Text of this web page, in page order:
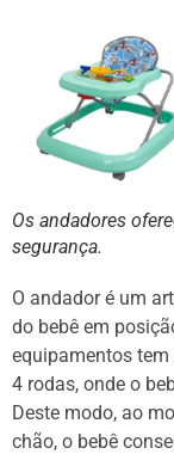
Os andadores
segurança.
O andador é um
do bebê em
equipamentos
4 rodas, onde o
Deste modo, ao
chão, o bebê